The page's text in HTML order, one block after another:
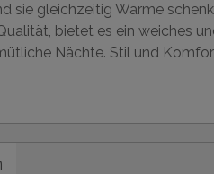
sie gleichzeitig Wärme
bietet es ein weiches
Nächte. Stil und